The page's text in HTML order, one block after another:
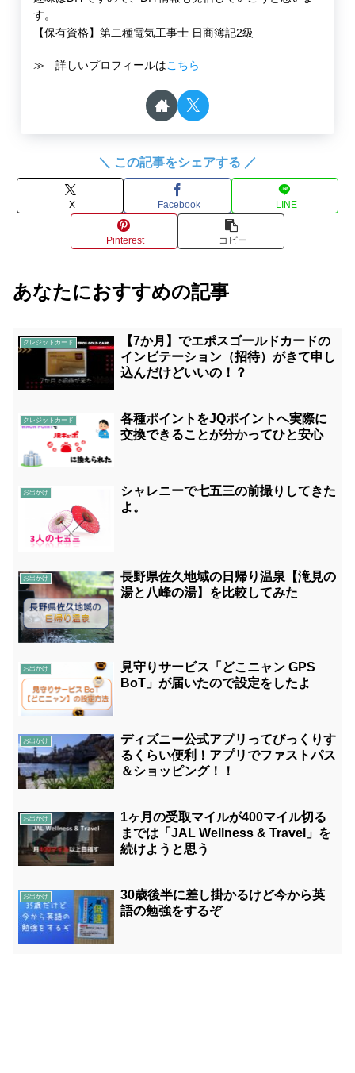
す。
【保有資格】第二種電気工事士 日商簿記2級
≫ 詳しいプロフィールはこちら
＼ この記事をシェアする ／
X Facebook LINE
Pinterest コピー
あなたにおすすめの記事
クレジットカード
【7か月】でエポスゴールドカードの
インビテーション（招待）がきて申し
込んだけどいいの！？
クレジットカード
各種ポイントをJQポイントへ実際に
交換できることが分かってひと安心
お出かけ
シャレニーで七五三の前撮りしてきた
よ。
お出かけ
長野県佐久地域の日帰り温泉【滝見の
湯と八峰の湯】を比較してみた
お出かけ
見守りサービス「どこニャン GPS
BoT」が届いたので設定をしたよ
お出かけ
ディズニー公式アプリってびっくりす
るくらい便利！アプリでファストパス
＆ショッピング！！
お出かけ
1ヶ月の受取マイルが400マイル切る
までは「JAL Wellness & Travel」を
続けようと思う
お出かけ
30歳後半に差し掛かるけど今から英
語の勉強をするぞ